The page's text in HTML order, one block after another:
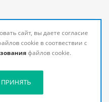
быть изменены.
и наличии товаров
сайт, вы даете согласие
cookie в соотвествии с
файлов cookie.
ПРИНЯТЬ